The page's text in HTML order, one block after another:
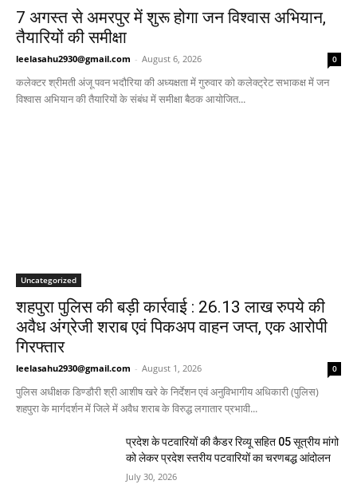
7 अगस्त से अमरपुर में शुरू होगा जन विश्वास अभियान,
तैयारियों की समीक्षा
leelasahu2930@gmail.com - August 6, 2026 0
कलेक्टर श्रीमती अंजू पवन भदौरिया की अध्यक्षता में गुरुवार को कलेक्ट्रेट सभाकक्ष में जन
विश्वास अभियान की तैयारियों के संबंध में समीक्षा बैठक आयोजित...
Uncategorized
शहपुरा पुलिस की बड़ी कार्रवाई : 26.13 लाख रुपये की
अवैध अंग्रेजी शराब एवं पिकअप वाहन जप्त, एक आरोपी
गिरफ्तार
leelasahu2930@gmail.com - August 1, 2026 0
पुलिस अधीक्षक डिण्डौरी श्री आशीष खरे के निर्देशन एवं अनुविभागीय अधिकारी (पुलिस)
शहपुरा के मार्गदर्शन में जिले में अवैध शराब के विरुद्ध लगातार प्रभावी...
प्रदेश के पटवारियों की कैडर रिव्यू सहित 05 सूत्रीय मांगो
को लेकर प्रदेश स्तरीय पटवारियों का चरणबद्ध आंदोलन
July 30, 2026